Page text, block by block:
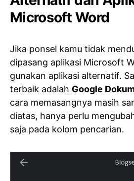
Microsoft Word
Jika ponsel kamu tidak
dipasang aplikasi Microsoft
gunakan aplikasi alternatif.
terbaik adalah Google
cara memasangnya masih
diatas, hanya perlu
saja pada kolom pencarian.